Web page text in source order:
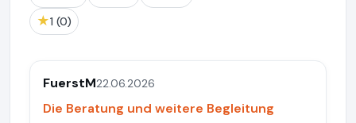
★ 1 (0)
FuerstM22.06.2026
Die Beratung und weitere Begleitung